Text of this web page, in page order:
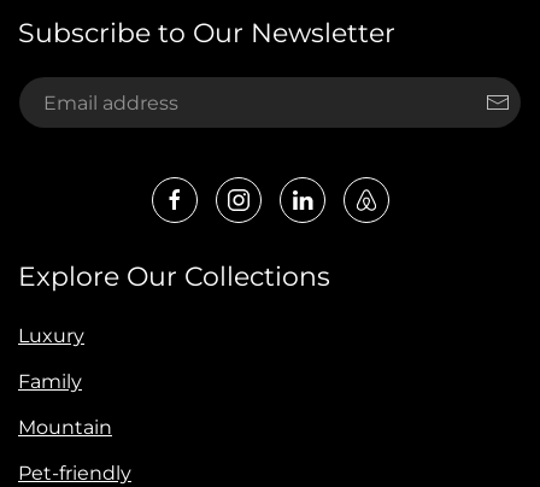
Subscribe to Our Newsletter
Explore Our Collections
Luxury
Family
Mountain
Pet-friendly